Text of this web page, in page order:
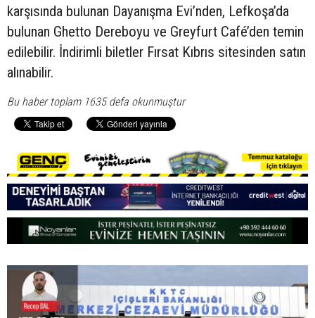
karşısında bulunan Dayanışma Evi’nden, Lefkoşa’da
bulunan Ghetto Dereboyu ve Greyfurt Café’den temin
edilebilir. İndirimli biletler Fırsat Kıbrıs sitesinden satın
alınabilir.
Bu haber toplam 1635 defa okunmuştur